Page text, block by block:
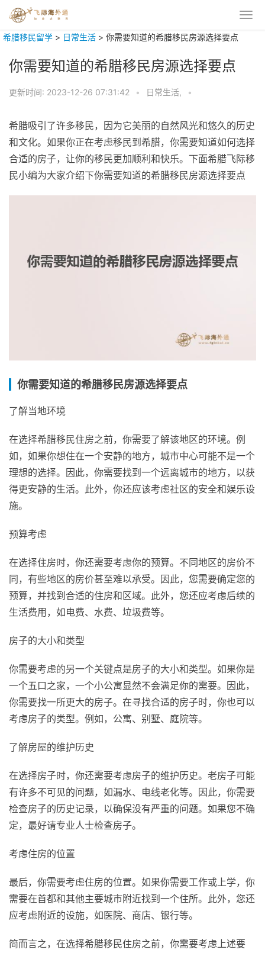
希腊移民留学 > 日常生活 > 你需要知道的希腊移民房源选择要点
你需要知道的希腊移民房源选择要点
更新时间: 2023-12-26 07:31:42 • 日常生活, •
希腊吸引了许多移民，因为它美丽的自然风光和悠久的历史
和文化。如果你正在考虑移民到希腊，你需要知道如何选择
合适的房子，让你的移民更加顺利和快乐。下面希腊飞际移
民小编为大家介绍下你需要知道的希腊移民房源选择要点
你需要知道的希腊移民房源选择要点
了解当地环境
在选择希腊移民住房之前，你需要了解该地区的环境。例
如，如果你想住在一个安静的地方，城市中心可能不是一个
理想的选择。因此，你需要找到一个远离城市的地方，以获
得更安静的生活。此外，你还应该考虑社区的安全和娱乐设
施。
预算考虑
在选择住房时，你还需要考虑你的预算。不同地区的房价不
同，有些地区的房价甚至难以承受。因此，您需要确定您的
预算，并找到合适的住房和区域。此外，您还应考虑后续的
生活费用，如电费、水费、垃圾费等。
房子的大小和类型
你需要考虑的另一个关键点是房子的大小和类型。如果你是
一个五口之家，一个小公寓显然不会满足你的需要。因此，
你需要找一所更大的房子。在寻找合适的房子时，你也可以
考虑房子的类型。例如，公寓、别墅、庭院等。
了解房屋的维护历史
在选择房子时，你还需要考虑房子的维护历史。老房子可能
有许多不可见的问题，如漏水、电线老化等。因此，你需要
检查房子的历史记录，以确保没有严重的问题。如果您不确
定，最好请专业人士检查房子。
考虑住房的位置
最后，你需要考虑住房的位置。如果你需要工作或上学，你
需要在首都和其他主要城市附近找到一个住所。此外，您还
应考虑附近的设施，如医院、商店、银行等。
简而言之，在选择希腊移民住房之前，你需要考虑上述要